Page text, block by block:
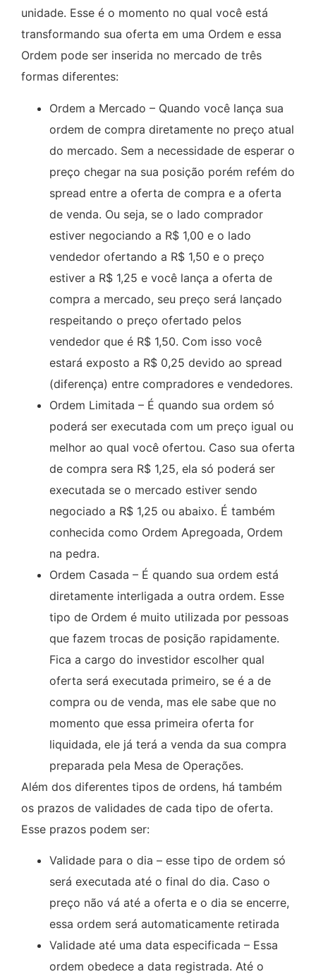
unidade. Esse é o momento no qual você está
transformando sua oferta em uma Ordem e essa
Ordem pode ser inserida no mercado de três
formas diferentes:
Ordem a Mercado – Quando você lança sua
ordem de compra diretamente no preço atual
do mercado. Sem a necessidade de esperar o
preço chegar na sua posição porém refém do
spread entre a oferta de compra e a oferta
de venda. Ou seja, se o lado comprador
estiver negociando a R$ 1,00 e o lado
vendedor ofertando a R$ 1,50 e o preço
estiver a R$ 1,25 e você lança a oferta de
compra a mercado, seu preço será lançado
respeitando o preço ofertado pelos
vendedor que é R$ 1,50. Com isso você
estará exposto a R$ 0,25 devido ao spread
(diferença) entre compradores e vendedores.
Ordem Limitada – É quando sua ordem só
poderá ser executada com um preço igual ou
melhor ao qual você ofertou. Caso sua oferta
de compra sera R$ 1,25, ela só poderá ser
executada se o mercado estiver sendo
negociado a R$ 1,25 ou abaixo. É também
conhecida como Ordem Apregoada, Ordem
na pedra.
Ordem Casada – É quando sua ordem está
diretamente interligada a outra ordem. Esse
tipo de Ordem é muito utilizada por pessoas
que fazem trocas de posição rapidamente.
Fica a cargo do investidor escolher qual
oferta será executada primeiro, se é a de
compra ou de venda, mas ele sabe que no
momento que essa primeira oferta for
liquidada, ele já terá a venda da sua compra
preparada pela Mesa de Operações.
Além dos diferentes tipos de ordens, há também
os prazos de validades de cada tipo de oferta.
Esse prazos podem ser:
Validade para o dia – esse tipo de ordem só
será executada até o final do dia. Caso o
preço não vá até a oferta e o dia se encerre,
essa ordem será automaticamente retirada
Validade até uma data especificada – Essa
ordem obedece a data registrada. Até o